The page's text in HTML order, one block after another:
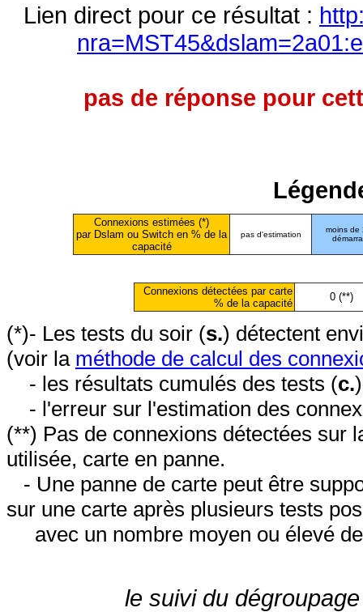
Lien direct pour ce résultat :
pas de réponse pour
Connexions estimées (*)
par Dslam ou Switch en % de la
capacité
pas d'estimation
moins de
Connexions détectées par carte
% de la capacité
0 (**)
(*)- Les tests du soir (s.) détectent
(voir la méthode de calcul des
- les résultats cumulés des tests (c.
- l'erreur sur l'estimation des
(**) Pas de connexions détectées sur
utilisée, carte en panne.
- Une panne de carte peut être
sur une carte après plusieurs tests
avec un nombre moyen ou élevé
le suivi du